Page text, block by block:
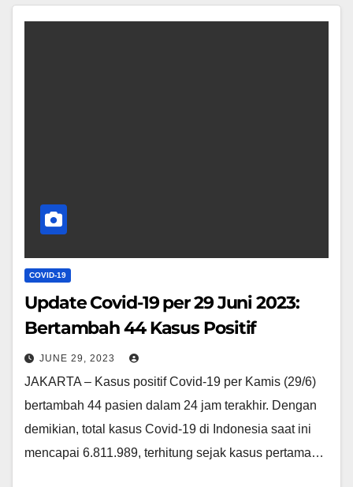
COVID-19
Update Covid-19 per 29 Juni 2023:
Bertambah 44 Kasus Positif
JUNE 29, 2023
JAKARTA – Kasus positif Covid-19 per Kamis (29/6)
bertambah 44 pasien dalam 24 jam terakhir. Dengan
demikian, total kasus Covid-19 di Indonesia saat ini
mencapai 6.811.989, terhitung sejak kasus pertama…